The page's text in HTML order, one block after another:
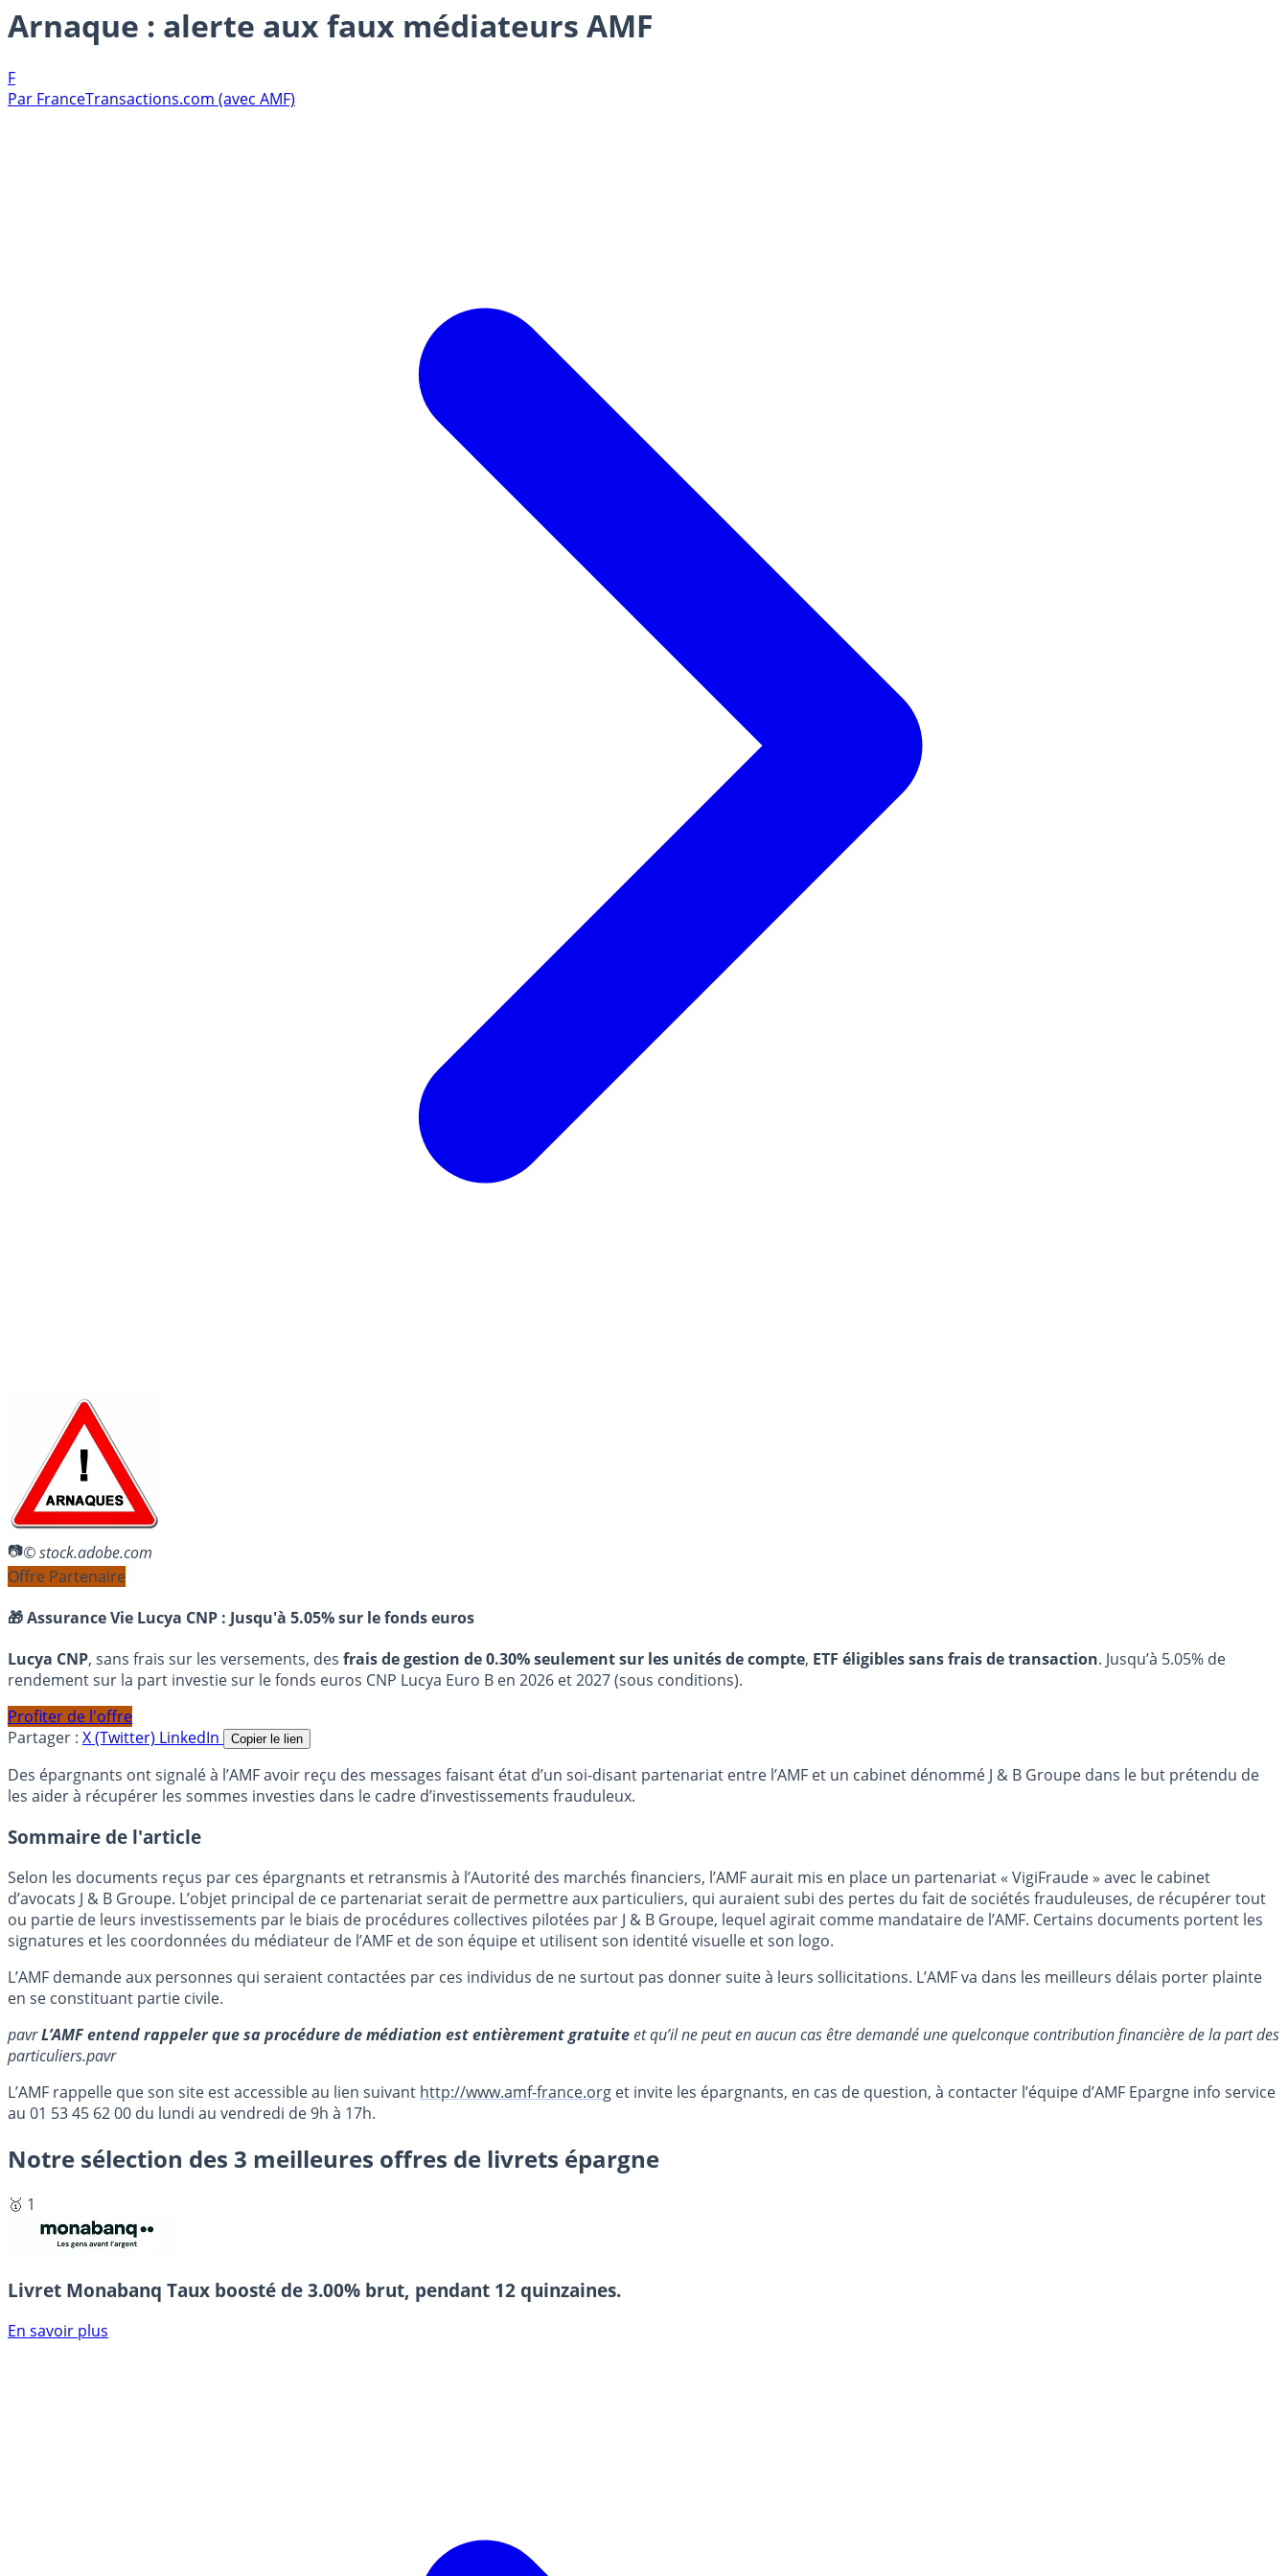
Arnaque : alerte aux faux médiateurs AMF
F
Par FranceTransactions.com (avec AMF)
© stock.adobe.com
Offre Partenaire
🎁 Assurance Vie Lucya CNP : Jusqu'à 5.05% sur le fonds euros
Lucya CNP, sans frais sur les versements, des frais de gestion de 0.30% seulement sur les unités de compte, ETF éligibles sans frais de transaction. Jusqu’à 5.05% de
rendement sur la part investie sur le fonds euros CNP Lucya Euro B en 2026 et 2027 (sous conditions).
Profiter de l'offre
Partager : X (Twitter) LinkedIn Copier le lien
Des épargnants ont signalé à l’AMF avoir reçu des messages faisant état d’un soi-disant partenariat entre l’AMF et un cabinet dénommé J & B Groupe dans le but prétendu de
les aider à récupérer les sommes investies dans le cadre d’investissements frauduleux.
Sommaire de l'article
Selon les documents reçus par ces épargnants et retransmis à l’Autorité des marchés financiers, l’AMF aurait mis en place un partenariat « VigiFraude » avec le cabinet
d’avocats J & B Groupe. L’objet principal de ce partenariat serait de permettre aux particuliers, qui auraient subi des pertes du fait de sociétés frauduleuses, de récupérer tout
ou partie de leurs investissements par le biais de procédures collectives pilotées par J & B Groupe, lequel agirait comme mandataire de l’AMF. Certains documents portent les
signatures et les coordonnées du médiateur de l’AMF et de son équipe et utilisent son identité visuelle et son logo.
L’AMF demande aux personnes qui seraient contactées par ces individus de ne surtout pas donner suite à leurs sollicitations. L’AMF va dans les meilleurs délais porter plainte
en se constituant partie civile.
pavrL’AMF entend rappeler que sa procédure de médiation est entièrement gratuiteet qu’il ne peut en aucun cas être demandé une quelconque contribution financière de la part des
particuliers.pavr
L’AMF rappelle que son site est accessible au lien suivant http://www.amf-france.org et invite les épargnants, en cas de question, à contacter l’équipe d’AMF Epargne info service
au 01 53 45 62 00 du lundi au vendredi de 9h à 17h.
Notre sélection des 3 meilleures offres de livrets épargne
🥇 1
Livret Monabanq Taux boosté de 3.00% brut, pendant 12 quinzaines.
En savoir plus